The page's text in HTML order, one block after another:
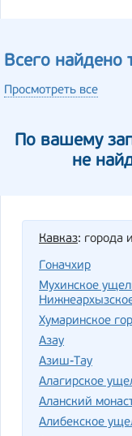
Всего найдено
Просмотреть все
По вашему
не
Кавказ: города
Гоначхир
Мухинское
Хумаринское
Азау
Азиш-Тау
Алагирское
Аланский
Алибекское